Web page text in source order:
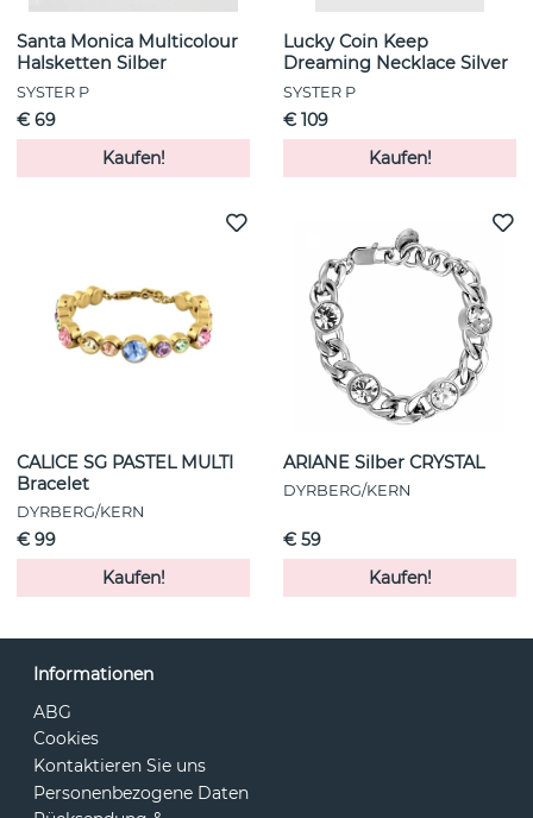
Santa Monica Multicolour
Halsketten Silber
SYSTER P
€ 69
Kaufen!
Lucky Coin Keep
Dreaming Necklace Silver
SYSTER P
€ 109
Kaufen!
CALICE SG PASTEL MULTI
Bracelet
DYRBERG/KERN
€ 99
Kaufen!
ARIANE Silber CRYSTAL
DYRBERG/KERN
€ 59
Kaufen!
Informationen
ABG
Cookies
Kontaktieren Sie uns
Personenbezogene Daten